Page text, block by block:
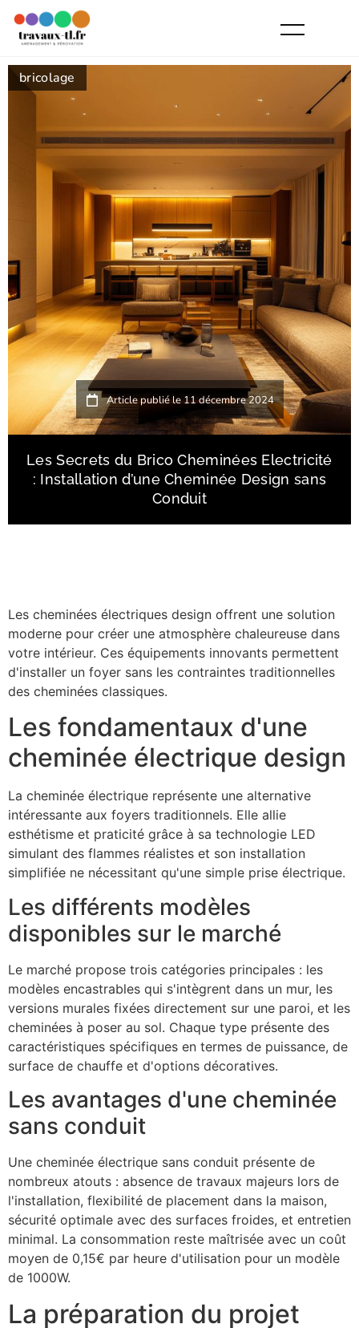
bricolage
Article publié le11 décembre 2024
Les Secrets du Brico Cheminées Electricité
: Installation d’une Cheminée Design sans
Conduit
Les cheminées électriques design offrent une solution
moderne pour créer une atmosphère chaleureuse dans
votre intérieur. Ces équipements innovants permettent
d'installer un foyer sans les contraintes traditionnelles
des cheminées classiques.
Les fondamentaux d'une
cheminée électrique design
La cheminée électrique représente une alternative
intéressante aux foyers traditionnels. Elle allie
esthétisme et praticité grâce à sa technologie LED
simulant des flammes réalistes et son installation
simplifiée ne nécessitant qu'une simple prise électrique.
Les différents modèles
disponibles sur le marché
Le marché propose trois catégories principales : les
modèles encastrables qui s'intègrent dans un mur, les
versions murales fixées directement sur une paroi, et les
cheminées à poser au sol. Chaque type présente des
caractéristiques spécifiques en termes de puissance, de
surface de chauffe et d'options décoratives.
Les avantages d'une cheminée
sans conduit
Une cheminée électrique sans conduit présente de
nombreux atouts : absence de travaux majeurs lors de
l'installation, flexibilité de placement dans la maison,
sécurité optimale avec des surfaces froides, et entretien
minimal. La consommation reste maîtrisée avec un coût
moyen de 0,15€ par heure d'utilisation pour un modèle
de 1000W.
La préparation du projet